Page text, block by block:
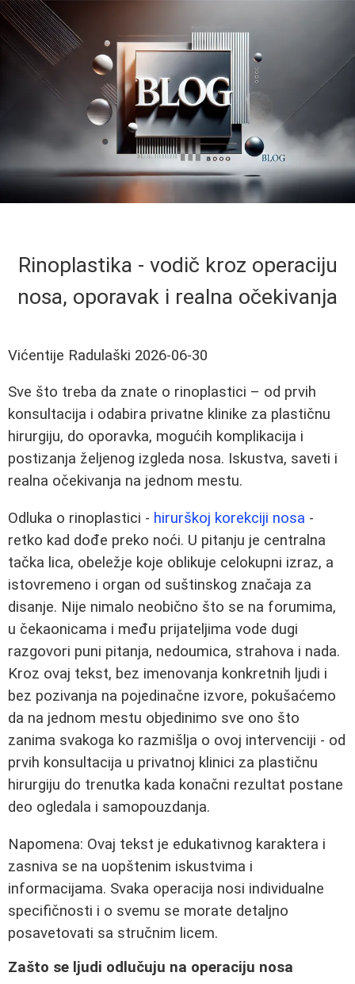
Rinoplastika - vodič kroz operaciju
nosa, oporavak i realna očekivanja
Vićentije Radulaški 2026-06-30
Sve što treba da znate o rinoplastici – od prvih
konsultacija i odabira privatne klinike za plastičnu
hirurgiju, do oporavka, mogućih komplikacija i
postizanja željenog izgleda nosa. Iskustva, saveti i
realna očekivanja na jednom mestu.
Odluka o rinoplastici - hirurškoj korekciji nosa -
retko kad dođe preko noći. U pitanju je centralna
tačka lica, obeležje koje oblikuje celokupni izraz, a
istovremeno i organ od suštinskog značaja za
disanje. Nije nimalo neobično što se na forumima,
u čekaonicama i među prijateljima vode dugi
razgovori puni pitanja, nedoumica, strahova i nada.
Kroz ovaj tekst, bez imenovanja konkretnih ljudi i
bez pozivanja na pojedinačne izvore, pokušaćemo
da na jednom mestu objedinimo sve ono što
zanima svakoga ko razmišlja o ovoj intervenciji - od
prvih konsultacija u privatnoj klinici za plastičnu
hirurgiju do trenutka kada konačni rezultat postane
deo ogledala i samopouzdanja.
Napomena: Ovaj tekst je edukativnog karaktera i
zasniva se na uopštenim iskustvima i
informacijama. Svaka operacija nosi individualne
specifičnosti i o svemu se morate detaljno
posavetovati sa stručnim licem.
Zašto se ljudi odlučuju na operaciju nosa